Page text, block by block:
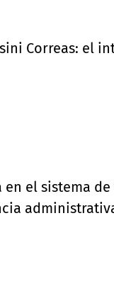
Correas: el
el sistema